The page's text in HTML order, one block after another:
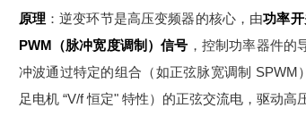
原理：逆变环节是高压变频器的核心，由功率
PWM（脉冲宽度调制）信号 ，控制功率器件的
冲波通过特定的组合（如正弦脉宽调制
足电机 “V/f 恒定" 特性）的正弦交流电，驱动高